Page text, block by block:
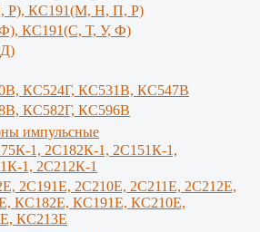
Р), КС191(М, Н, П, Р)
КС191(С, Т, У, Ф)
КС524Г, КС531В, КС547В
КС582Г, КС596В
импульсные
1, 2С182К-1, 2С151К-1,
1, 2С212К-1
2С191Е, 2С210Е, 2С211Е, 2С212Е,
КС182Е, КС191Е, КС210Е,
КС213Е